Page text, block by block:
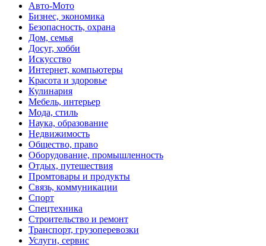
Авто-Мото
Бизнес, экономика
Безопасность, охрана
Дом, семья
Досуг, хобби
Искусство
Интернет, компьютеры
Красота и здоровье
Кулинария
Мебель, интерьер
Мода, стиль
Наука, образование
Недвижимость
Общество, право
Оборудование, промышленность
Отдых, путешествия
Промтовары и продукты
Связь, коммуникации
Спорт
Спецтехника
Строительство и ремонт
Транспорт, грузоперевозки
Услуги, сервис